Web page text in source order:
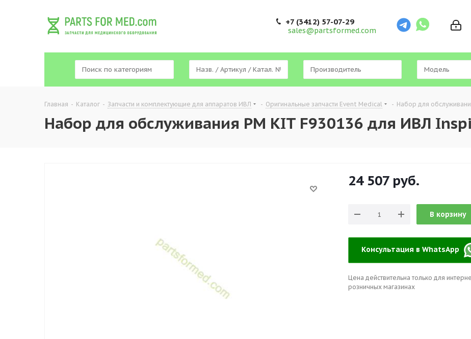
+7 (3412) 57-07-29
sales@partsformed.com
Главная - Каталог - Запчасти и комплектующие для аппаратов ИВЛ - Оригинальные запчасти Event Medical - Набор для
Набор для обслуживания PM KIT F930136 для ИВЛ
24 507руб.
В корзину
Консультация в WhatsApp
Цена действительна только для
розничных магазинах